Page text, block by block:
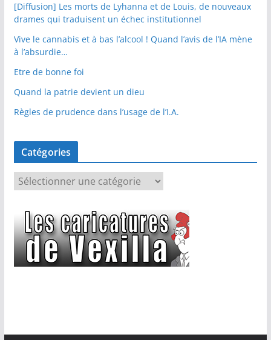
[Diffusion] Les morts de Lyhanna et de Louis, de nouveaux
drames qui traduisent un échec institutionnel
Vive le cannabis et à bas l’alcool ! Quand l’avis de l’IA mène
à l’absurdie…
Etre de bonne foi
Quand la patrie devient un dieu
Règles de prudence dans l’usage de l’I.A.
Catégories
é
g
o
r